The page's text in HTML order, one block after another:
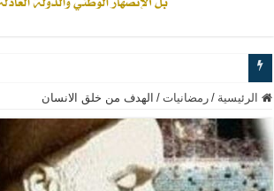
www.alamine.net
مواقف وآراء العلاّمة السيد علي الأمين من الأحداث
إذا كان التسنن هو الإيمان بسنة رسول الله ( صلى
علاقات المذاهب والأديان لا يجوز أن تكون على حساب
الرئيسية / رمضانيات / الهدف من خلق الانسان